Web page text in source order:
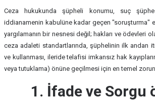
Ceza hukukunda şüpheli konumu, suç
iddianamenin kabulüne kadar geçen "soruşturma"
yargılamanın bir nesnesi değil; hakları ve ödevleri
ceza adaleti standartlarında, şüphelinin ilk andan
ve kullanması, ileride telafisi imkansız hak
veya tutuklama) önüne geçilmesi için en temel
1. İfade ve Sorgu